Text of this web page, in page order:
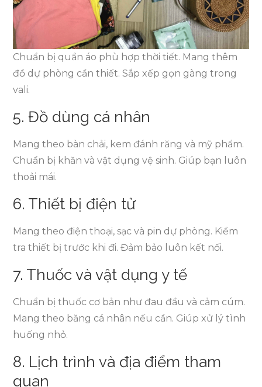
Chuẩn bị quần áo phù hợp thời tiết. Mang thêm
đồ dự phòng cần thiết. Sắp xếp gọn gàng trong
vali.
5. Đồ dùng cá nhân
Mang theo bàn chải, kem đánh răng và mỹ phẩm.
Chuẩn bị khăn và vật dụng vệ sinh. Giúp bạn luôn
thoải mái.
6. Thiết bị điện tử
Mang theo điện thoại, sạc và pin dự phòng. Kiểm
tra thiết bị trước khi đi. Đảm bảo luôn kết nối.
7. Thuốc và vật dụng y tế
Chuẩn bị thuốc cơ bản như đau đầu và cảm cúm.
Mang theo băng cá nhân nếu cần. Giúp xử lý tình
huống nhỏ.
8. Lịch trình và địa điểm tham
quan